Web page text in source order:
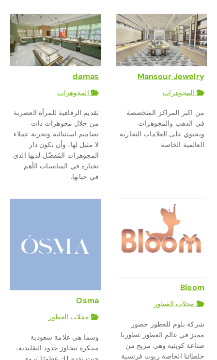
Mansour Jewelry
المجوهرات
من اكبر المراكز المتخصصة
في الذهب والمجوهرات
ويحتوي على العلامات التجارية
العالمية الخاصة
damas
المجوهرات
تقديم الرفاهية للمرأة العصرية
من خلال مجوهرات ذات
تصاميم استثنائية وتجربة عملاء
لا مثيل لها، وأن نكون دار
المجوهرات المُفضّل لديها الذي
تختاره في المناسبات الأهم
في حياتها.
Bloom
محلات العطور
شركة بلوم للعطور حضور
مميز في عالم العطور عطورنا
صناعة كويتيه وهي مزيج من
خلطاتنا الخاصة زيوت فرنسية
Osma
محلات العطور
وسما هي علامة سعودية
مبتكرة تتجاوز حدود التقليدية،